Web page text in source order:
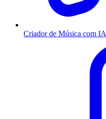
Criador de Música com IA